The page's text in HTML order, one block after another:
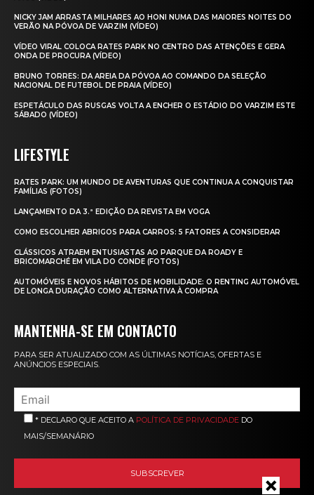
NICKY JAM ARRASTA MILHARES AO HONI NUMA DAS MAIORES NOITES DO
VERÃO NA PÓVOA DE VARZIM (VÍDEO)
VÍDEO VIRAL COLOCA RATES PARK NO CENTRO DAS ATENÇÕES E GERA
ONDA DE PROCURA (VÍDEO)
BRUNO TORRES: DA AREIA DA PÓVOA AO COMANDO DA SELEÇÃO
NACIONAL DE FUTEBOL DE PRAIA (VÍDEO)
ESPETÁCULO DAS RUSGAS VOLTA A ENCHER O ESTÁDIO DO VARZIM ESTE
SÁBADO (VÍDEO)
LIFESTYLE
RATES PARK: UM MUNDO DE AVENTURAS QUE CONTINUA A CONQUISTAR
FAMÍLIAS (FOTOS)
LANÇAMENTO DA 3.ª EDIÇÃO DA REVISTA EM VOGA
COMO ESCOLHER ABRIGOS PARA CARROS: 5 FATORES A CONSIDERAR
CLÁSSICOS ATRAEM ENTUSIASTAS AO PARQUE DA ROADY E
BRICOMARCHÉ EM VILA DO CONDE (FOTOS)
AUTOMÓVEIS E NOVOS HÁBITOS DE MOBILIDADE: O RENTING AUTOMÓVEL
DE LONGA DURAÇÃO COMO ALTERNATIVA À COMPRA
MANTENHA-SE EM CONTACTO
PARA SER ATUALIZADO COM AS ÚLTIMAS NOTÍCIAS, OFERTAS E
ANÚNCIOS ESPECIAIS.
* DECLARO QUE ACEITO A POLÍTICA DE PRIVACIDADE DO
MAIS/SEMANÁRIO